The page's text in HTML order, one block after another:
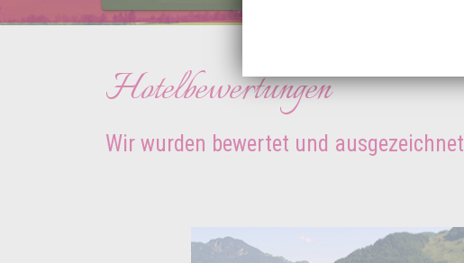
Hotelbewertungen
Wir wurden bewertet und ausgezeichnet